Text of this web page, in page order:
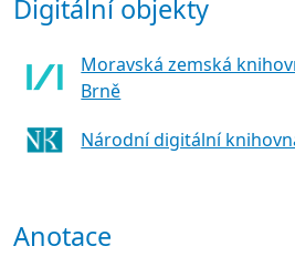
Digitální objekty
Moravská zemská
Brně
Národní digitální
Anotace